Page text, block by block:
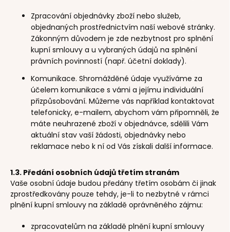
Zpracování objednávky zboží nebo služeb,
objednaných prostřednictvím naší webové stránky.
Zákonným důvodem je zde nezbytnost pro splnění
kupní smlouvy a u vybraných údajů na splnění
právních povinností (např. účetní doklady).
Komunikace. Shromážděné údaje využíváme za
účelem komunikace s vámi a jejímu individuální
přizpůsobování. Můžeme vás například kontaktovat
telefonicky, e-mailem, abychom vám připomněli, že
máte neuhrazené zboží v objednávce, sdělili Vám
aktuální stav vaší žádosti, objednávky nebo
reklamace nebo k ní od Vás získali další informace.
1.3. Předání osobních údajů třetím stranám
Vaše osobní údaje budou předány třetím osobám či jinak
zprostředkovány pouze tehdy, je-li to nezbytné v rámci
plnění kupní smlouvy na základě oprávněného zájmu:
zpracovatelům na základě plnění kupní smlouvy